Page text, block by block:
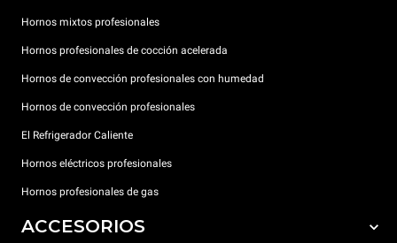
Hornos mixtos profesionales
Hornos profesionales de cocción acelerada
Hornos de convección profesionales con humedad
Hornos de convección profesionales
El Refrigerador Caliente
Hornos eléctricos profesionales
Hornos profesionales de gas
ACCESORIOS